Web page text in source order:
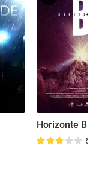
Horizonte B
6.0